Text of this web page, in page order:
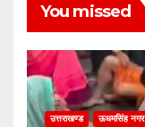
You missed
उत्तराखण्ड ऊधमसिंह नगर